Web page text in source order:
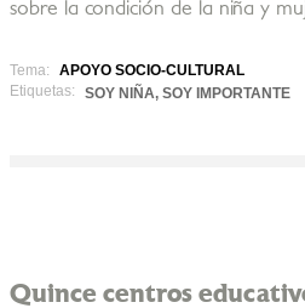
sobre la condición de la niña y
Tema:
APOYO SOCIO-CULTURAL
Etiquetas:
SOY NIÑA, SOY IMPORTANTE
Quince centros